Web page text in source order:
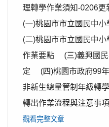
理轉學作業須知-0206
(一)桃園市市立國民中
(二)桃園市市立國民中
作業要點 (三)義興國民
定 (四)桃園市政府99
非新生總量管制年級轉
轉出作業流程與注意事
觀看完整文章